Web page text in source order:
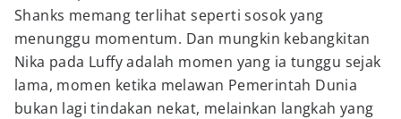
Shanks memang terlihat seperti sosok yang
menunggu momentum. Dan mungkin kebangkitan
Nika pada Luffy adalah momen yang ia tunggu sejak
lama, momen ketika melawan Pemerintah Dunia
bukan lagi tindakan nekat, melainkan langkah yang